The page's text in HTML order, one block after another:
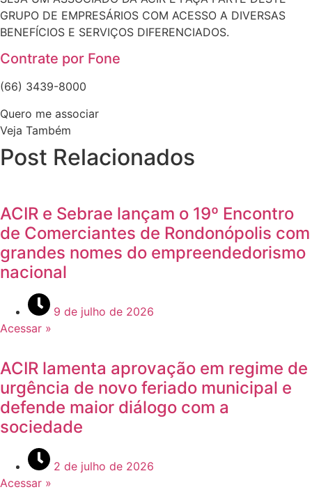
GRUPO DE EMPRESÁRIOS COM ACESSO A DIVERSAS
BENEFÍCIOS E SERVIÇOS DIFERENCIADOS.
Contrate por Fone
(66) 3439-8000
Quero me associar
Veja Também
Post Relacionados
ACIR e Sebrae lançam o 19º Encontro
de Comerciantes de Rondonópolis com
grandes nomes do empreendedorismo
nacional
9 de julho de 2026
Acessar »
ACIR lamenta aprovação em regime de
urgência de novo feriado municipal e
defende maior diálogo com a
sociedade
2 de julho de 2026
Acessar »